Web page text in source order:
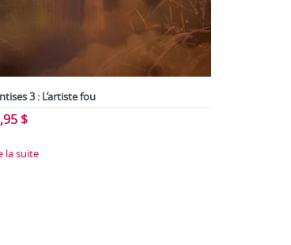
3 : L’artiste fou
$
la suite